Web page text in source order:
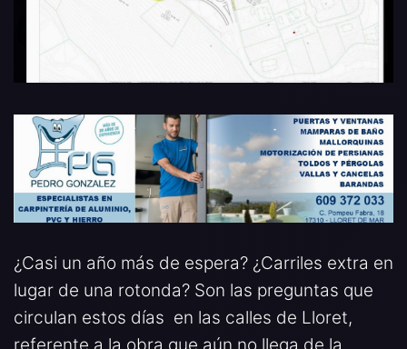
¿Casi un año más de espera? ¿Carriles extra en
lugar de una rotonda? Son las preguntas que
circulan estos días en las calles de Lloret,